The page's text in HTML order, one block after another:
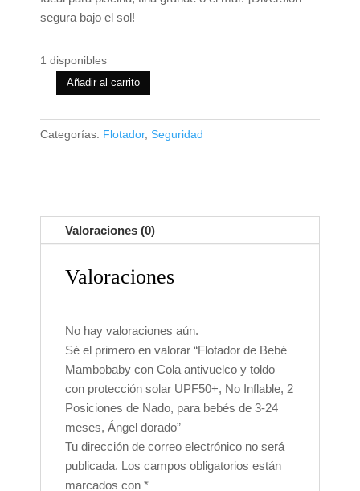
segura bajo el sol!
1 disponibles
Bebé
toldo
protección
Posiciones
bebés
Añadir al carrito
Categorías: Flotador, Seguridad
Valoraciones (0)
Valoraciones
No hay valoraciones aún.
Sé el primero en valorar “Flotador de Bebé
Mambobaby con Cola antivuelco y toldo
con protección solar UPF50+, No Inflable, 2
Posiciones de Nado, para bebés de 3-24
meses, Ángel dorado”
Tu dirección de correo electrónico no será
publicada. Los campos obligatorios están
marcados con *